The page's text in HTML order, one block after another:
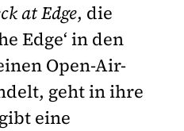
at Edge, die
Edge‘ in den
Open-Air-
geht in ihre
eine